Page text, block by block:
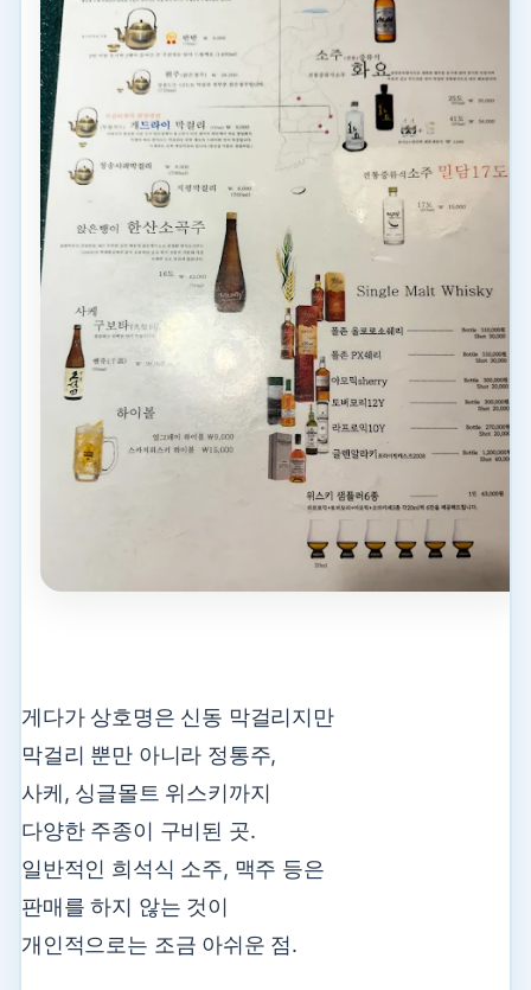
게다가 상호명은 신동 막걸리지만
막걸리 뿐만 아니라 정통주,
사케, 싱글몰트 위스키까지
다양한 주종이 구비된 곳.
일반적인 희석식 소주, 맥주 등은
판매를 하지 않는 것이
개인적으로는 조금 아쉬운 점.